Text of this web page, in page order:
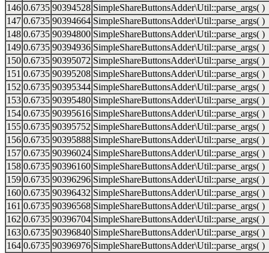
146 0.6735 90394528 SimpleShareButtonsAdder\Util::parse_args( )
147 0.6735 90394664 SimpleShareButtonsAdder\Util::parse_args( )
148 0.6735 90394800 SimpleShareButtonsAdder\Util::parse_args( )
149 0.6735 90394936 SimpleShareButtonsAdder\Util::parse_args( )
150 0.6735 90395072 SimpleShareButtonsAdder\Util::parse_args( )
151 0.6735 90395208 SimpleShareButtonsAdder\Util::parse_args( )
152 0.6735 90395344 SimpleShareButtonsAdder\Util::parse_args( )
153 0.6735 90395480 SimpleShareButtonsAdder\Util::parse_args( )
154 0.6735 90395616 SimpleShareButtonsAdder\Util::parse_args( )
155 0.6735 90395752 SimpleShareButtonsAdder\Util::parse_args( )
156 0.6735 90395888 SimpleShareButtonsAdder\Util::parse_args( )
157 0.6735 90396024 SimpleShareButtonsAdder\Util::parse_args( )
158 0.6735 90396160 SimpleShareButtonsAdder\Util::parse_args( )
159 0.6735 90396296 SimpleShareButtonsAdder\Util::parse_args( )
160 0.6735 90396432 SimpleShareButtonsAdder\Util::parse_args( )
161 0.6735 90396568 SimpleShareButtonsAdder\Util::parse_args( )
162 0.6735 90396704 SimpleShareButtonsAdder\Util::parse_args( )
163 0.6735 90396840 SimpleShareButtonsAdder\Util::parse_args( )
164 0.6735 90396976 SimpleShareButtonsAdder\Util::parse_args( )